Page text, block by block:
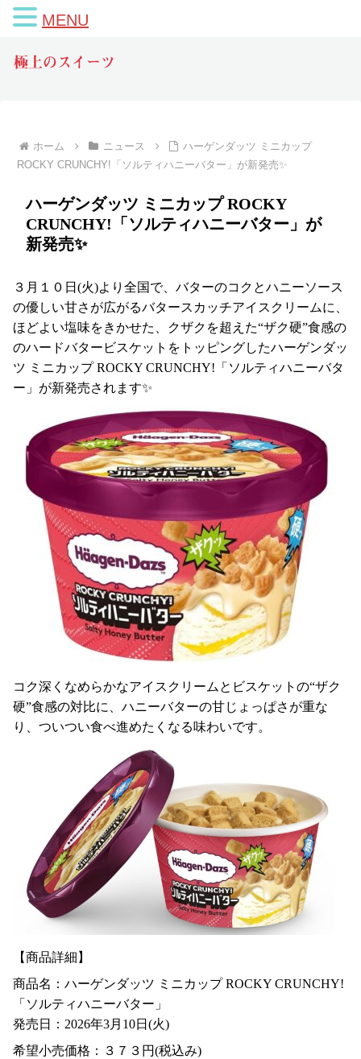
極上のスイーツ
ホーム ニュース
ハーゲンダッツ ミニカップ
ROCKY CRUNCHY!「ソルティハニーバター」が新発売✨
ハーゲンダッツ ミニカップ ROCKY
CRUNCHY!「ソルティハニーバター」が
新発売✨
３月１０日(火)より全国で、バターのコクとハニーソース
の優しい甘さが広がるバタースカッチアイスクリームに、
ほどよい塩味をきかせた、クザクを超えた“ザク硬”食感の
のハードバタービスケットをトッピングしたハーゲンダッ
ツ ミニカップ ROCKY CRUNCHY!「ソルティハニーバタ
ー」が新発売されます✨
コク深くなめらかなアイスクリームとビスケットの“ザク
硬”食感の対比に、ハニーバターの甘じょっぱさが重な
り、ついつい食べ進めたくなる味わいです。
【商品詳細】
商品名：ハーゲンダッツ ミニカップ ROCKY CRUNCHY!
「ソルティハニーバター」
発売日：2026年3月10日(火)
希望小売価格：３７３円(税込み)
MENU